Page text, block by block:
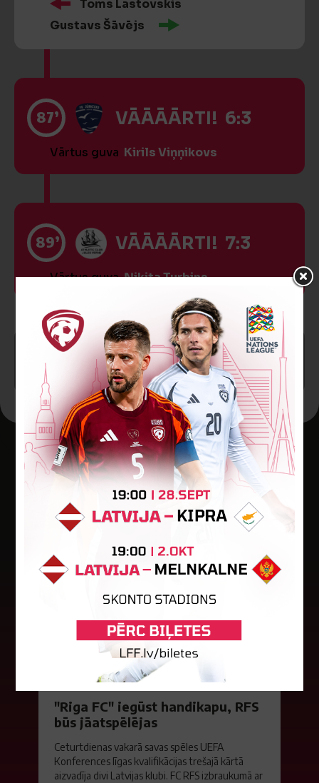
Toms Lastovskis
Gustavs Šāvējs
87’ VĀĀĀĀRTI! 6:3
Vārtus guva Kirils Viņņikovs
89’ VĀĀĀĀRTI! 7:3
Vārtus guvaŅikita Turbins
SPĒLE BEIGUSIES!
Jaunākās ziņas
"Riga FC" iegūst handikapu, RFS
būs jāatspēlējas
Ceturtdienas vakarā savas spēles UEFA
Konferences līgas kvalifikācijas trešajā kārtā
aizvadīja divi Latvijas klubi. FC RFS izbraukumā ar